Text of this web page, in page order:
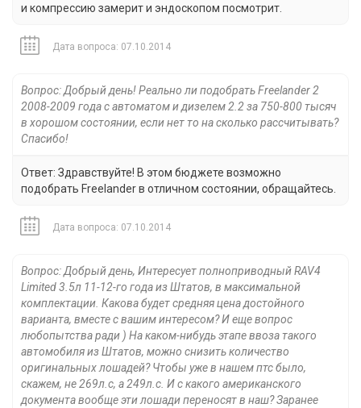
и компрессию замерит и эндоскопом посмотрит.
Дата вопроса: 07.10.2014
Вопрос: Добрый день! Реально ли подобрать Freelander 2
2008-2009 года с автоматом и дизелем 2.2 за 750-800 тысяч
в хорошом состоянии, если нет то на сколько рассчитывать?
Спасибо!
Ответ: Здравствуйте! В этом бюджете возможно
подобрать Freelander в отличном состоянии, обращайтесь.
Дата вопроса: 07.10.2014
Вопрос: Добрый день, Интересует полноприводный RAV4
Limited 3.5л 11-12-го года из Штатов, в максимальной
комплектации. Какова будет средняя цена достойного
варианта, вместе с вашим интересом? И еще вопрос
любопытства ради ) На каком-нибудь этапе ввоза такого
автомобиля из Штатов, можно снизить количество
оригинальных лошадей? Чтобы уже в нашем птс было,
скажем, не 269л.с, а 249л.с. И с какого американского
документа вообще эти лошади переносят в наш? Заранее